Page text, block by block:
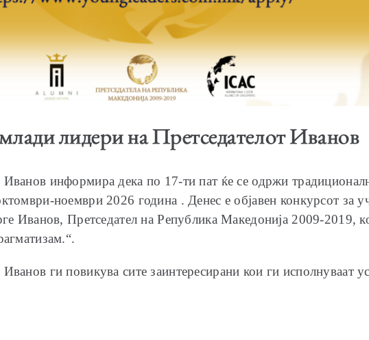
лидери на Претседателот Иванов
информира дека по 17-ти пат ќе се одржи
ноември 2026 година . Денес е објавен конкурсот за
Иванов, Претседател на Република Македонија 2009-2019,
ги повикува сите заинтересирани кои ги исполнуваат